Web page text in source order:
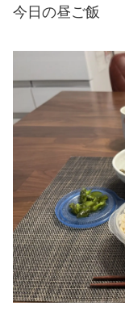
今日の昼ご飯